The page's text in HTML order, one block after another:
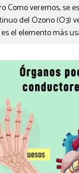
Como veremos, se
del Ozono (O3)
el elemento más
realizan, en
química (el
las virtudes del
tratamiento por
a la utilización tan
y a la poca